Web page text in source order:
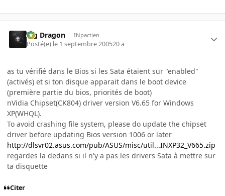
Big Dragon INpactien
Posté(e) le 1 septembre 200520 a
as tu vérifié dans le Bios si les Sata étaient sur "enabled"
(activés) et si ton disque apparait dans le boot device
(première partie du bios, priorités de boot)
nVidia Chipset(CK804) driver version V6.65 for Windows
XP(WHQL).
To avoid crashing file system, please do update the chipset
driver before updating Bios version 1006 or later
http://dlsvr02.asus.com/pub/ASUS/misc/util...INXP32_V665.zip
regardes la dedans si il n'y a pas les drivers Sata à mettre sur
ta disquette
Citer